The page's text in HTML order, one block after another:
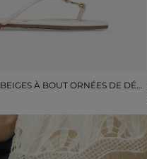
SANDALES PLATES BEIGES À BOUT ORNÉES DE DÉCORATIONS MÉTALLIQUES